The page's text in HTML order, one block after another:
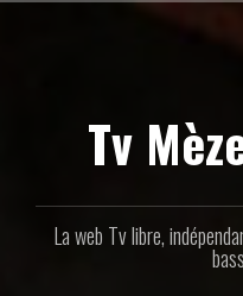
Tv
La web Tv libre,